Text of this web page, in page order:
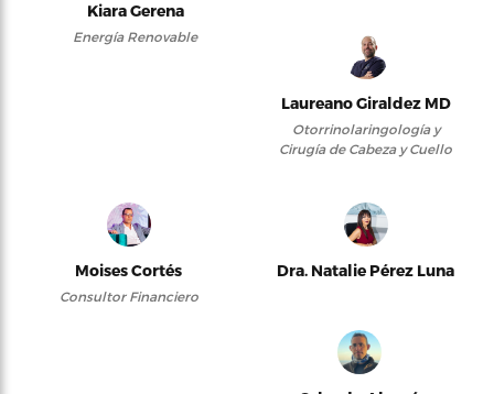
Kiara Gerena
Energía Renovable
Laureano Giraldez MD
Otorrinolaringología y
Cirugía de Cabeza y Cuello
Moises Cortés
Consultor Financiero
Dra. Natalie Pérez Luna